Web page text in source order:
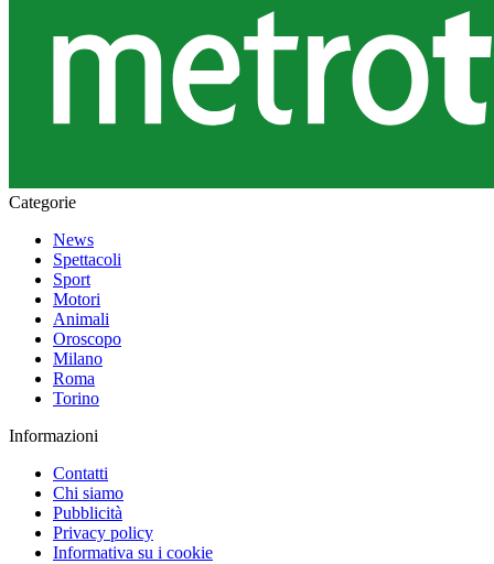
Categorie
News
Spettacoli
Sport
Motori
Animali
Oroscopo
Milano
Roma
Torino
Informazioni
Contatti
Chi siamo
Pubblicità
Privacy policy
Informativa su i cookie